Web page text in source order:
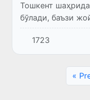
Тошкент
бўлади, баъзи
ёғингарчилик
5-10 метр/
кечаси 18-20
1723
«